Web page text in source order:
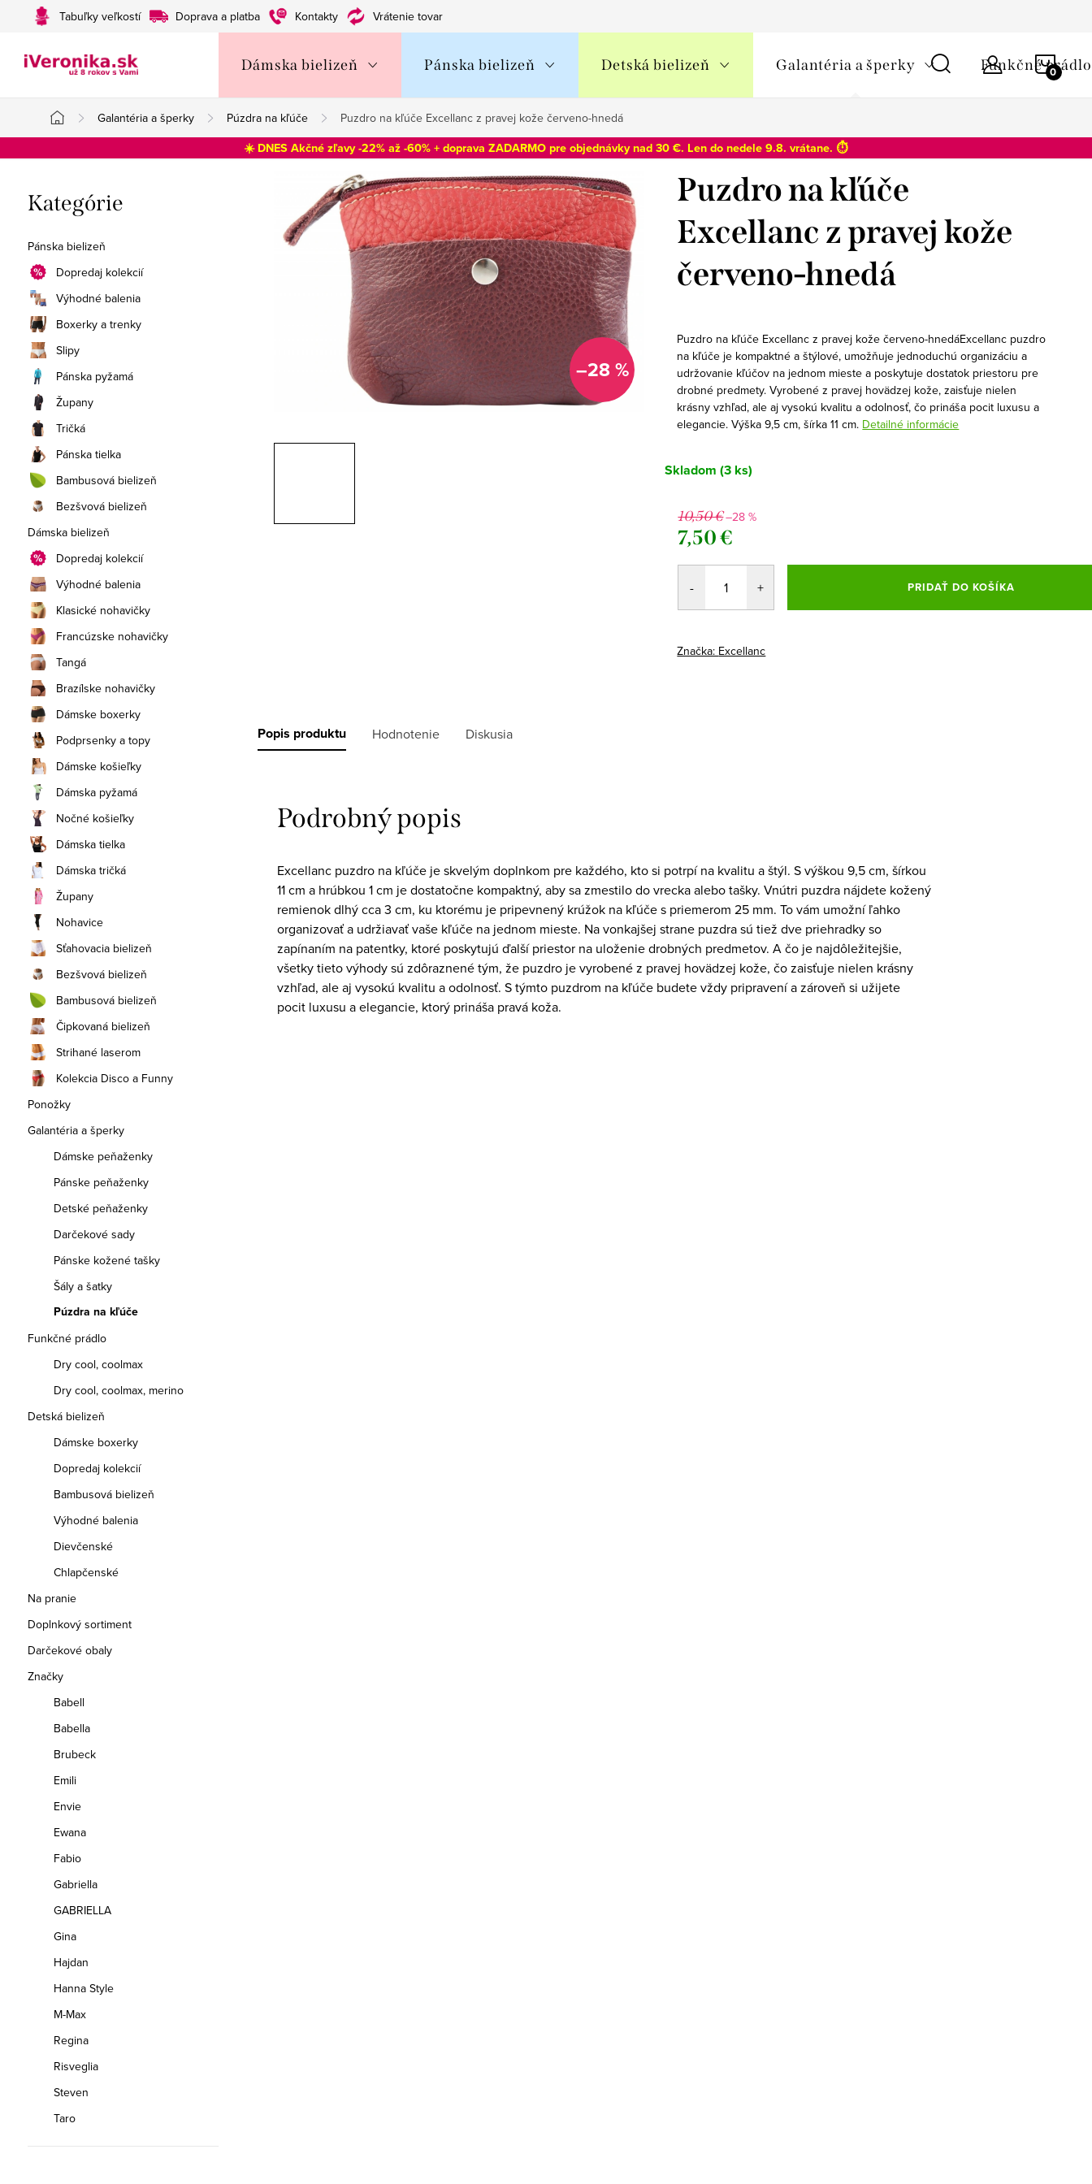
Tabuľky veľkostí Doprava a platba Kontakty Vrátenie tovaru
Dámska bielizeň Pánska bielizeň Detská bielizeň Galantéria a šperky Funkčné prádlo
Domov
Galantéria a šperky Púzdra na kľúče Puzdro na kľúče Excellanc z pravej kože červeno-hnedá
☀️ DNES Akčné zľavy -22% až -60% + doprava ZADARMO pre objednávky nad 30 €. Len do nedele 9.8. vrátane. ⏱️
o
č
n
ý
p
a
n
e
l
Preskočiť
kategórie
Kategórie
Pánska bielizeň
Dopredaj kolekcií
Výhodné balenia
Boxerky a trenky
Slipy
Pánska pyžamá
Župany
Tričká
Pánska tielka
Bambusová bielizeň
Bezšvová bielizeň
Dámska bielizeň
Dopredaj kolekcií
Výhodné balenia
Klasické nohavičky
Francúzske nohavičky
Tangá
Brazílske nohavičky
Dámske boxerky
Podprsenky a topy
Dámske košieľky
Dámska pyžamá
Nočné košieľky
Dámska tielka
Dámska tričká
Župany
Nohavice
Sťahovacia bielizeň
Bezšvová bielizeň
Bambusová bielizeň
Čipkovaná bielizeň
Strihané laserom
Kolekcia Disco a Funny
Ponožky
Galantéria a šperky
Dámske peňaženky
Pánske peňaženky
Detské peňaženky
Darčekové sady
Pánske kožené tašky
Šály a šatky
Púzdra na kľúče
Funkčné prádlo
Dry cool, coolmax
Dry cool, coolmax, merino
Detská bielizeň
Dámske boxerky
Dopredaj kolekcií
Bambusová bielizeň
Výhodné balenia
Dievčenské
Chlapčenské
Na pranie
Doplnkový sortiment
Darčekové obaly
Značky
Babell
Babella
Brubeck
Emili
Envie
Ewana
Fabio
Gabriella
GABRIELLA
Gina
Hajdan
Hanna Style
M-Max
Regina
Risveglia
Steven
Taro
–28 %
Puzdro na kľúče
Excellanc z pravej kože
červeno-hnedá
Puzdro na kľúče Excellanc z pravej kože červeno-hnedáExcellanc puzdro
na kľúče je kompaktné a štýlové, umožňuje jednoduchú organizáciu a
udržovanie kľúčov na jednom mieste a poskytuje dostatok priestoru pre
drobné predmety. Vyrobené z pravej hovädzej kože, zaisťuje nielen
krásny vzhľad, ale aj vysokú kvalitu a odolnosť, čo prináša pocit luxusu a
elegancie. Výška 9,5 cm, šírka 11 cm. Detailné informácie
Skladom (3 ks)
10,50 €–28 %
7,50 €
Jednotková
PRIDAŤ DO KOŠÍKA
Značka: Excellanc
Popis produktu Hodnotenie Diskusia
Podrobný popis
Excellanc puzdro na kľúče je skvelým doplnkom pre každého, kto si potrpí na kvalitu a štýl. S výškou 9,5 cm, šírkou
11 cm a hrúbkou 1 cm je dostatočne kompaktný, aby sa zmestilo do vrecka alebo tašky. Vnútri puzdra nájdete kožený
remienok dlhý cca 3 cm, ku ktorému je pripevnený krúžok na kľúče s priemerom 25 mm. To vám umožní ľahko
organizovať a udržiavať vaše kľúče na jednom mieste. Na vonkajšej strane puzdra sú tiež dve priehradky so
zapínaním na patentky, ktoré poskytujú ďalší priestor na uloženie drobných predmetov. A čo je najdôležitejšie,
všetky tieto výhody sú zdôraznené tým, že puzdro je vyrobené z pravej hovädzej kože, čo zaisťuje nielen krásny
vzhľad, ale aj vysokú kvalitu a odolnosť. S týmto puzdrom na kľúče budete vždy pripravení a zároveň si užijete
pocit luxusu a elegancie, ktorý prináša pravá koža.